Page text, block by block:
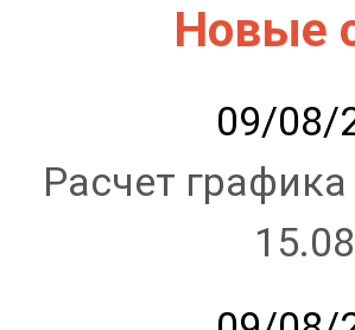
Новые
09/08/
Расчет